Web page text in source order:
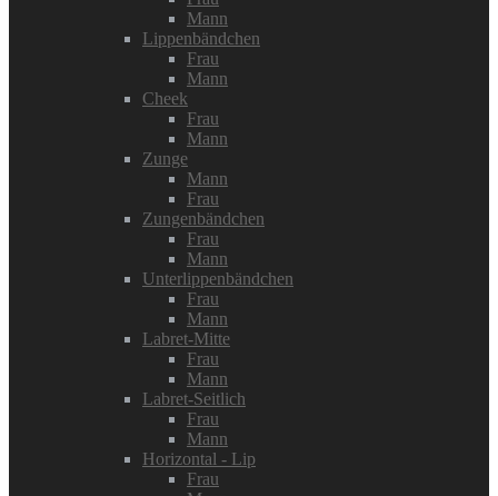
Mann
Lippenbändchen
Frau
Mann
Cheek
Frau
Mann
Zunge
Mann
Frau
Zungenbändchen
Frau
Mann
Unterlippenbändchen
Frau
Mann
Labret-Mitte
Frau
Mann
Labret-Seitlich
Frau
Mann
Horizontal - Lip
Frau